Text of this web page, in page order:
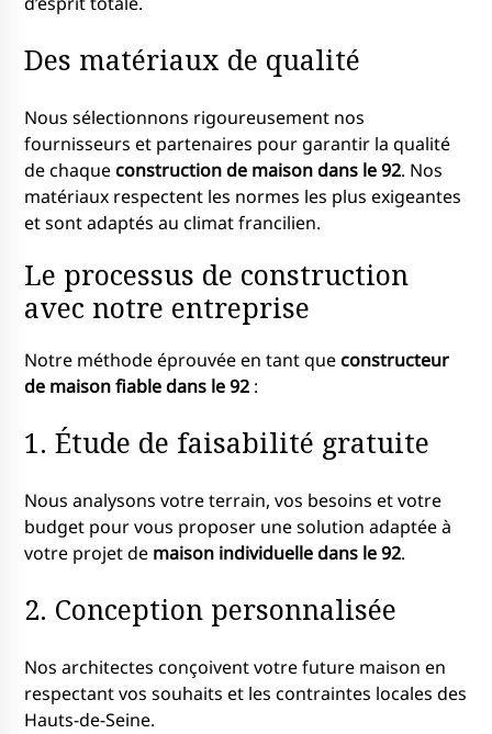
Des matériaux de qualité
Nous sélectionnons rigoureusement nos
fournisseurs et partenaires pour garantir la qualité
de chaqueconstruction de maison dans le 92. Nos
matériaux respectent les normes les plus exigeantes
et sont adaptés au climat francilien.
Le processus de construction
avec notre entreprise
Notre méthode éprouvée en tant queconstructeur
de maison fiable dans le 92 :
1. Étude de faisabilité gratuite
Nous analysons votre terrain, vos besoins et votre
budget pour vous proposer une solution adaptée à
votre projet de maison individuelle dans le 92.
2. Conception personnalisée
Nos architectes conçoivent votre future maison en
respectant vos souhaits et les contraintes locales des
Hauts-de-Seine.